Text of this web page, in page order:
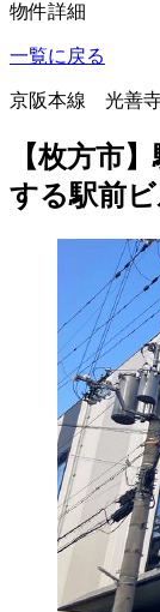
物件詳細
一覧に戻る
京阪本線 光善
【枚方市
する駅前